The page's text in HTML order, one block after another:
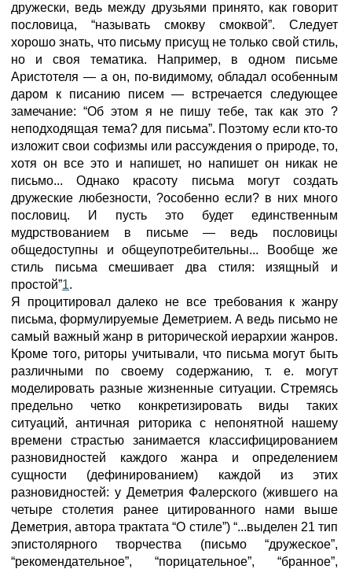
дружески, ведь между друзьями принято, как говорит
пословица, “называть смокву смоквой”. Следует
хорошо знать, что письму присущ не только свой стиль,
но и своя тематика. Например, в одном письме
Аристотеля — а он, по-видимому, обладал особенным
даром к писанию писем — встречается следующее
замечание: “Об этом я не пишу тебе, так как это ?
неподходящая тема? для письма”. Поэтому если кто-то
изложит свои софизмы или рассуждения о природе, то,
хотя он все это и напишет, но напишет он никак не
письмо... Однако красоту письма могут создать
дружеские любезности, ?особенно если? в них много
пословиц. И пусть это будет единственным
мудрствованием в письме — ведь пословицы
общедоступны и общеупотребительны... Вообще же
стиль письма смешивает два стиля: изящный и
простой”1.
Я процитировал далеко не все требования к жанру
письма, формулируемые Деметрием. А ведь письмо не
самый важный жанр в риторической иерархии жанров.
Кроме того, риторы учитывали, что письма могут быть
различными по своему содержанию, т. е. могут
моделировать разные жизненные ситуации. Стремясь
предельно четко конкретизировать виды таких
ситуаций, античная риторика с непонятной нашему
времени страстью занимается классифицированием
разновидностей каждого жанра и определением
сущности (дефинированием) каждой из этих
разновидностей: у Деметрия Фалерского (жившего на
четыре столетия ранее цитированного нами выше
Деметрия, автора трактата “О стиле”) “...выделен 21 тип
эпистолярного творчества (письмо “дружеское”,
“рекомендательное”, “порицательное”, “бранное”,